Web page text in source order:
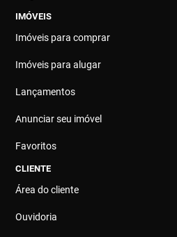
IMÓVEIS
Imóveis para comprar
Imóveis para alugar
Lançamentos
Anunciar seu imóvel
Favoritos
CLIENTE
Área do cliente
Ouvidoria